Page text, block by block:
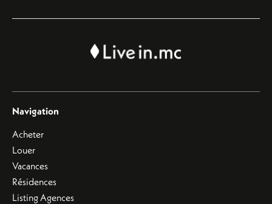
Navigation
Acheter
Louer
Vacances
Résidences
Listing Agences